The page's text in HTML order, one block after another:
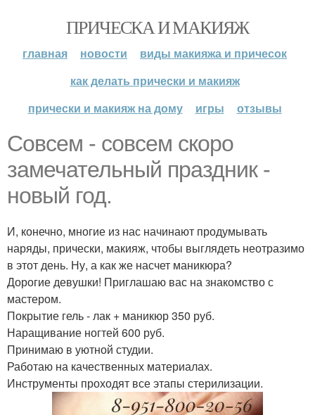
ПРИЧЕСКА И МАКИЯЖ
главная новости
виды макияжа и причесок
как делать прически и макияж
прически и макияж на дому
игры отзывы
Совсем - совсем скоро
замечательный праздник -
новый год.
И, конечно, многие из нас начинают продумывать
наряды, прически, макияж, чтобы выглядеть неотразимо
в этот день. Ну, а как же насчет маникюра?
Дорогие девушки! Приглашаю вас на знакомство с
мастером.
Покрытие гель - лак + маникюр 350 руб.
Наращивание ногтей 600 руб.
Принимаю в уютной студии.
Работаю на качественных материалах.
Инструменты проходят все этапы стерилизации.